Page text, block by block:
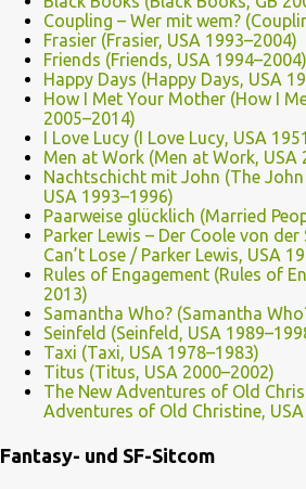
Coupling – Wer mit wem?
Frasier (Frasier, USA 1993–2004)
Friends (Friends, USA 1994–2004)
Happy Days (Happy Days, USA
How I Met Your Mother (How I
2005–2014)
I Love Lucy (I Love Lucy, USA
Men at Work (Men at Work, USA
Nachtschicht mit John (The
USA 1993–1996)
Paarweise glücklich (Married
Parker Lewis – Der Coole von der
Can’t Lose / Parker Lewis, USA
Rules of Engagement (Rules of
2013)
Samantha Who? (Samantha
Seinfeld (Seinfeld, USA
Taxi (Taxi, USA 1978–1983)
Titus (Titus, USA 2000–2002)
The New Adventures of Old
Adventures of Old Christine,
Fantasy- und SF-Sitcom